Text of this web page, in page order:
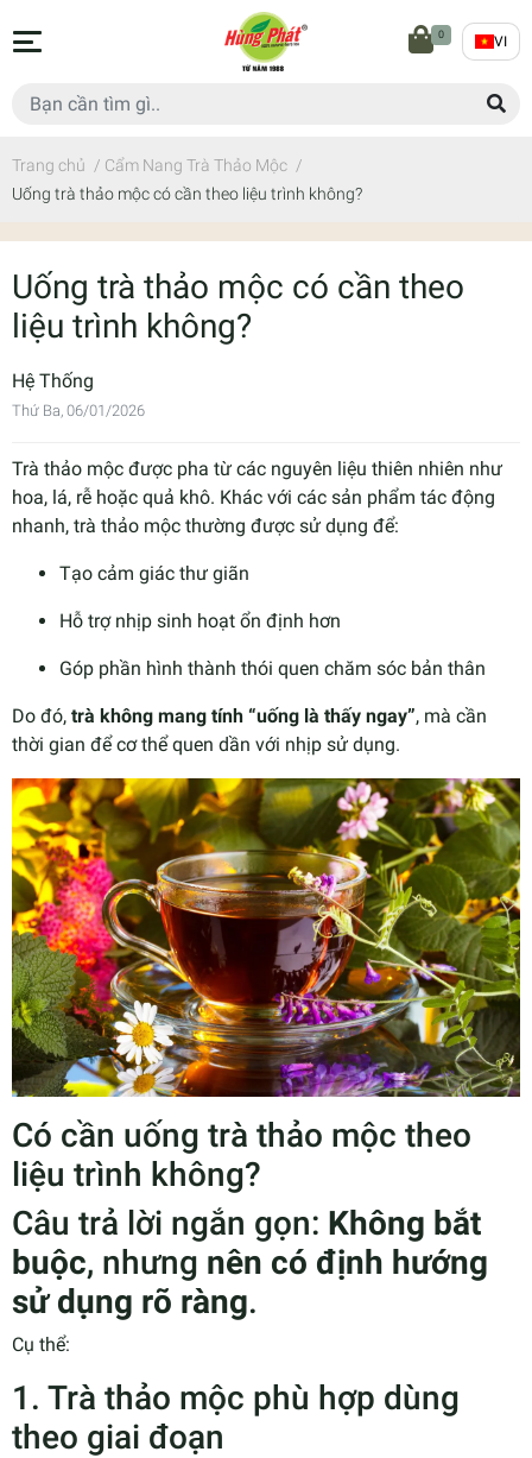
0 VI
Trang chủ / Cẩm Nang Trà Thảo Mộc /
Uống trà thảo mộc có cần theo liệu trình không?
Uống trà thảo mộc có cần theo
liệu trình không?
Hệ Thống
Thứ Ba, 06/01/2026
Trà thảo mộc được pha từ các nguyên liệu thiên nhiên như
hoa, lá, rễ hoặc quả khô. Khác với các sản phẩm tác động
nhanh, trà thảo mộc thường được sử dụng để:
Tạo cảm giác thư giãn
Hỗ trợ nhịp sinh hoạt ổn định hơn
Góp phần hình thành thói quen chăm sóc bản thân
Do đó, trà không mang tính “uống là thấy ngay”, mà cần
thời gian để cơ thể quen dần với nhịp sử dụng.
Có cần uống trà thảo mộc theo
liệu trình không?
Câu trả lời ngắn gọn: Không bắt
buộc, nhưng nên có định hướng
sử dụng rõ ràng.
Cụ thể:
1. Trà thảo mộc phù hợp dùng
theo giai đoạn